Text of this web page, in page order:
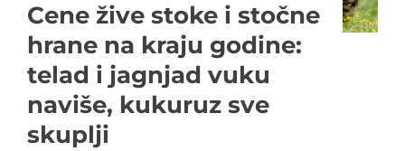
Cene žive stoke i stočne
hrane na kraju godine:
telad i jagnjad vuku
naviše, kukuruz sve
skuplji